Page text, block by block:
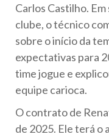
Carlos Castilho.
clube, o técnico
sobre o início da
expectativas para
time jogue e
equipe carioca.
O contrato de
de 2025. Ele terá o